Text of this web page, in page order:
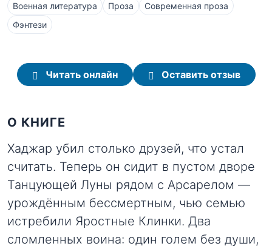
Военная литература Проза
Современная проза
Фэнтези
Читать онлайн Оставить отзыв
О КНИГЕ
Хаджар убил столько друзей, что устал
считать. Теперь он сидит в пустом дворе
Танцующей Луны рядом с Арсарелом —
урождённым бессмертным, чью семью
истребили Яростные Клинки. Два
сломленных воина: один голем без души,